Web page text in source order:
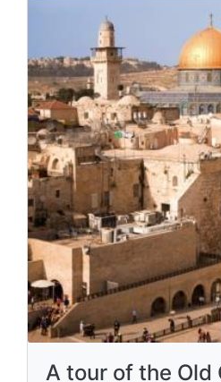
A tour of the Old